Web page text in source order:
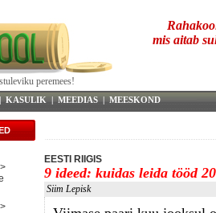
peremees!
mis aitab
KASULIK | MEEDIAS | MEESKOND
EESTI RIIGIS
9 ideed: kuidas leida tööd
Siim Lepisk